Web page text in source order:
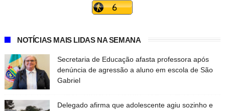
NOTÍCIAS MAIS LIDAS NA SEMANA
Secretaria de Educação afasta professora após
denúncia de agressão a aluno em escola de São
Gabriel
Delegado afirma que adolescente agiu sozinho e